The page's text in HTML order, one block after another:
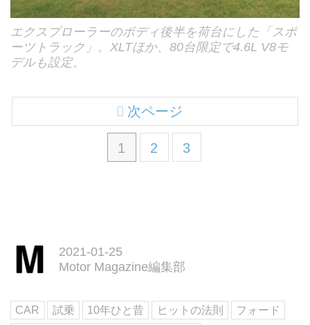
エクスプローラーのボディ後半を荷台にした「スポ
ーツトラック」。XLTほか、80台限定で4.6L V8モ
デルも設定。
1 2 3
次ページ
2021-01-25
Motor Magazine編集部
CAR 試乗 10年ひと昔 ヒットの法則
フォード